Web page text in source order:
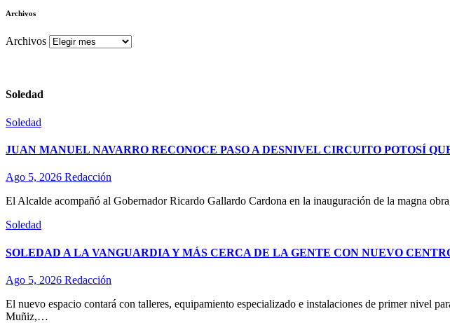
Archivos
Archivos
Soledad
Soledad
JUAN MANUEL NAVARRO RECONOCE PASO A DESNIVEL CIRCUITO POTOSÍ
Ago 5, 2026 Redacción
El Alcalde acompañó al Gobernador Ricardo Gallardo Cardona en la inauguración de la magna
Soledad
SOLEDAD A LA VANGUARDIA Y MÁS CERCA DE LA GENTE CON NUEVO
Ago 5, 2026 Redacción
El nuevo espacio contará con talleres, equipamiento especializado e instalaciones de primer nivel
Muñiz,…